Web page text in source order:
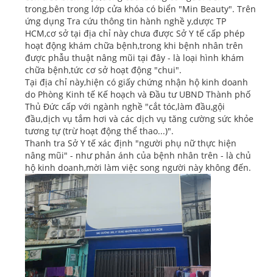
trong,bên trong lớp cửa khóa có biển "Min Beauty". Trên
ứng dụng Tra cứu thông tin hành nghề y,dược TP
HCM,cơ sở tại địa chỉ này chưa được Sở Y tế cấp phép
hoạt động khám chữa bệnh,trong khi bệnh nhân trên
được phẫu thuật nâng mũi tại đây - là loại hình khám
chữa bệnh,tức cơ sở hoạt động "chui".
Tại địa chỉ này,hiện có giấy chứng nhận hộ kinh doanh
do Phòng Kinh tế Kế hoạch và Đầu tư UBND Thành phố
Thủ Đức cấp với ngành nghề "cắt tóc,làm đầu,gội
đầu,dịch vụ tắm hơi và các dịch vụ tăng cường sức khỏe
tương tự (trừ hoạt động thể thao...)".
Thanh tra Sở Y tế xác định "người phụ nữ thực hiện
nâng mũi" - như phản ánh của bệnh nhân trên - là chủ
hộ kinh doanh,mời làm việc song người này không đến.